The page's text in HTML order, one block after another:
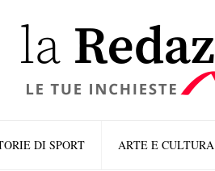
DI SPORT ARTE E CULTURA